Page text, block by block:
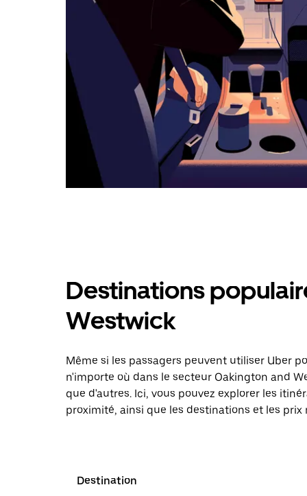
calendrier.
Destinations
Westwick
Même si les passagers peuvent utiliser Uber
n'importe où dans le secteur Oakington and
que d'autres. Ici, vous pouvez explorer les
proximité, ainsi que les destinations et les prix
Destination